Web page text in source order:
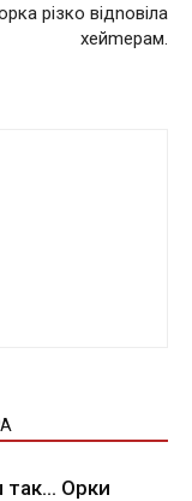
різко відnовіла
хейmерам.
тaк… Opки